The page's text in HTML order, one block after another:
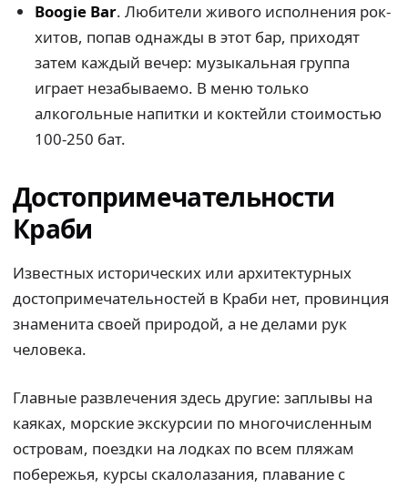
Boogie Bar. Любители живого исполнения рок-
хитов, попав однажды в этот бар, приходят
затем каждый вечер: музыкальная группа
играет незабываемо. В меню только
алкогольные напитки и коктейли стоимостью
100-250 бат.
Достопримечательности
Краби
Известных исторических или архитектурных
достопримечательностей в Краби нет, провинция
знаменита своей природой, а не делами рук
человека.
Главные развлечения здесь другие: заплывы на
каяках, морские экскурсии по многочисленным
островам, поездки на лодках по всем пляжам
побережья, курсы скалолазания, плавание с